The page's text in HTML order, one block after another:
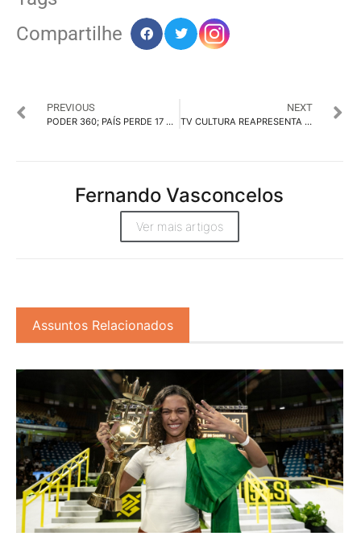
Compartilhe
PREVIOUS
PODER 360; PAÍS PERDE 17 VEÍCULOS DE NOTÍCIA EM QUATRO ANOS
NEXT
TV CULTURA REAPRESENTA WAGNER MOURA FALANDO DE MARIGHELLA
Fernando Vasconcelos
Ver mais artigos
Assuntos Relacionados